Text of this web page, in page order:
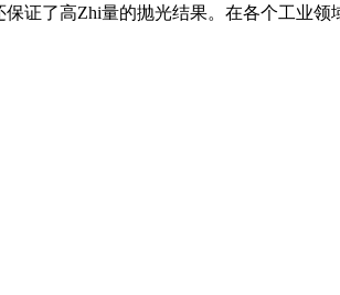
证了高Zhi量的抛光结果。在各个工业